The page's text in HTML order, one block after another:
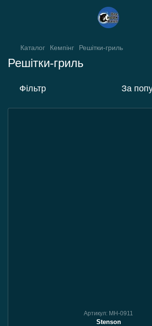
Каталог Кемпінг Решітки-гриль
Решітки-гриль
Фільтр За
Артикул: MH-0911
Stenson